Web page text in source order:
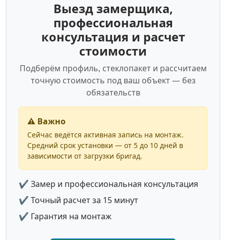
Выезд замерщика,
профессиональная
консультация и расчет
стоимости
Подберём профиль, стеклопакет и рассчитаем
точную стоимость под ваш объект — без
обязательств
⚠️ Важно
Сейчас ведётся активная запись на монтаж.
Средний срок установки — от 5 до 10 дней в
зависимости от загрузки бригад.
✔ Замер и профессиональная консультация
✔ Точный расчет за 15 минут
✔ Гарантия на монтаж